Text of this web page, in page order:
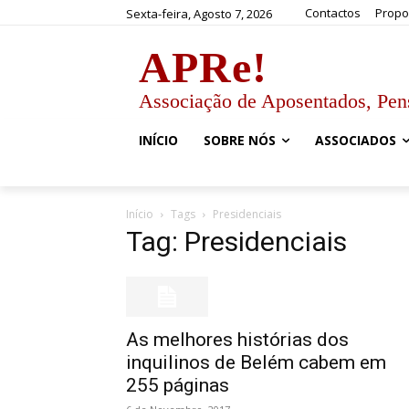
Sexta-feira, Agosto 7, 2026 Contactos
APRe!
Associação de Aposentados,
INÍCIO SOBRE NÓS ASSOCIADOS
Início Tags Presidenciais
Tag: Presidenciais
As melhores histórias dos
inquilinos de Belém cabem em
255 páginas